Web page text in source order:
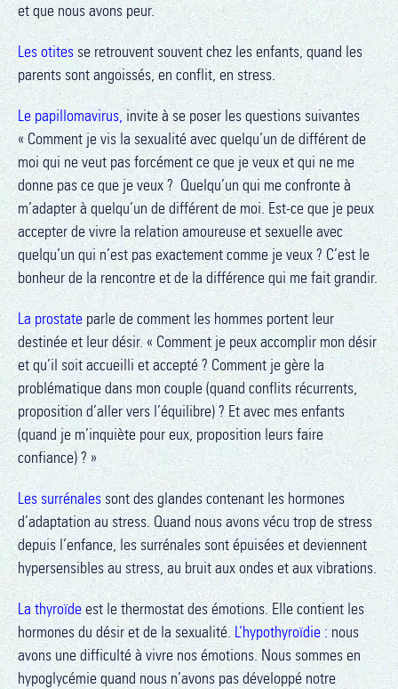
et que nous avons peur.
Les otites se retrouvent souvent chez les enfants, quand les
parents sont angoissés, en conflit, en stress.
Le papillomavirus, invite à se poser les questions suivantes
« Comment je vis la sexualité avec quelqu’un de différent de
moi qui ne veut pas forcément ce que je veux et qui ne me
donne pas ce que je veux ? Quelqu’un qui me confronte à
m’adapter à quelqu’un de différent de moi. Est-ce que je peux
accepter de vivre la relation amoureuse et sexuelle avec
quelqu’un qui n’est pas exactement comme je veux ? C’est le
bonheur de la rencontre et de la différence qui me fait grandir.
La prostate parle de comment les hommes portent leur
destinée et leur désir. « Comment je peux accomplir mon désir
et qu’il soit accueilli et accepté ? Comment je gère la
problématique dans mon couple (quand conflits récurrents,
proposition d’aller vers l’équilibre) ? Et avec mes enfants
(quand je m’inquiète pour eux, proposition leurs faire
confiance) ? »
Les surrénales sont des glandes contenant les hormones
d’adaptation au stress. Quand nous avons vécu trop de stress
depuis l’enfance, les surrénales sont épuisées et deviennent
hypersensibles au stress, au bruit aux ondes et aux vibrations.
La thyroïdeest le thermostat des émotions. Elle contient les
hormones du désir et de la sexualité. L’hypothyroïdie :nous
avons une difficulté à vivre nos émotions. Nous sommes en
hypoglycémie quand nous n’avons pas développé notre